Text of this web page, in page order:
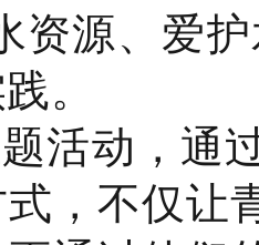
资源、爱
。
活动，通
，不仅让